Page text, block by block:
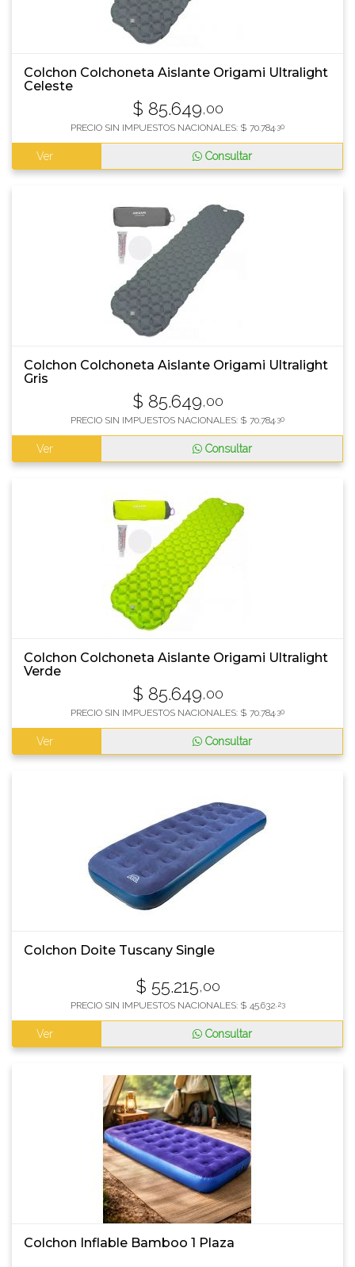
Colchon Colchoneta Aislante Origami Ultralight
Celeste
$ 85.649,00
PRECIO SIN IMPUESTOS NACIONALES: $ 70.784 ,30
Ver Consultar
Colchon Colchoneta Aislante Origami Ultralight
Gris
$ 85.649,00
PRECIO SIN IMPUESTOS NACIONALES: $ 70.784 ,30
Ver Consultar
Colchon Colchoneta Aislante Origami Ultralight
Verde
$ 85.649,00
PRECIO SIN IMPUESTOS NACIONALES: $ 70.784 ,30
Ver Consultar
Colchon Doite Tuscany Single
$ 55.215,00
PRECIO SIN IMPUESTOS NACIONALES: $ 45.632 ,23
Ver Consultar
Colchon Inflable Bamboo 1 Plaza